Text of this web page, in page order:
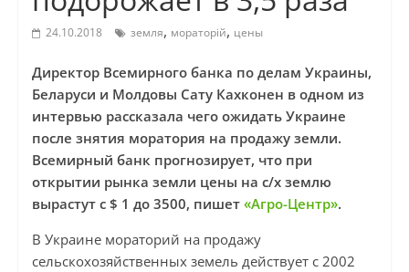
24.10.2018 земля, мораторій, цены
Директор Всемирного банка по делам Украины,
Беларуси и Молдовы Сату Кахконен в одном из
интервью рассказала чего ожидать Украине
после знятия моратория на продажу земли.
Всемирный банк прогнозирует, что при
открытии рынка земли цены на с/х землю
вырастут с $ 1 до 3500, пишет «Агро-Центр».
В Украине мораторий на продажу
сельскохозяйственных земель действует с 2002